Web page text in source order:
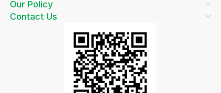
Our Policy
Contact Us